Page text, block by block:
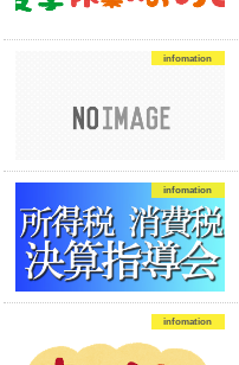
infomation
infomation
infomation